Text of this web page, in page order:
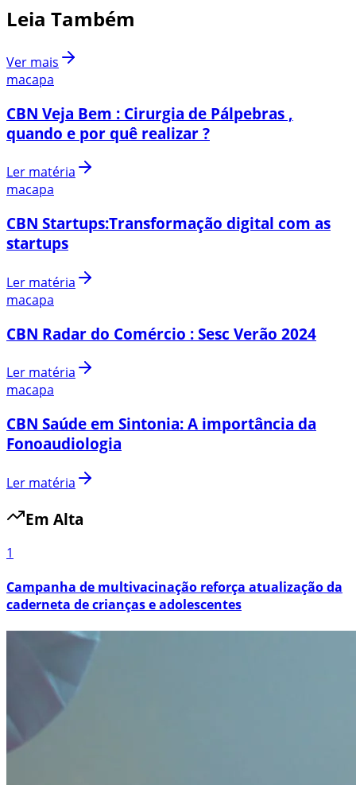
Leia Também
Ver mais
macapa
CBN Veja Bem : Cirurgia de Pálpebras ,
quando e por quê realizar ?
Ler matéria
macapa
CBN Startups:Transformação digital com as
startups
Ler matéria
macapa
CBN Radar do Comércio : Sesc Verão 2024
Ler matéria
macapa
CBN Saúde em Sintonia: A importância da
Fonoaudiologia
Ler matéria
Em Alta
1
Campanha de multivacinação reforça atualização da
caderneta de crianças e adolescentes